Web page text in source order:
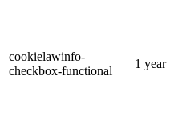
cookielawinfo-
checkbox-functional
1 year